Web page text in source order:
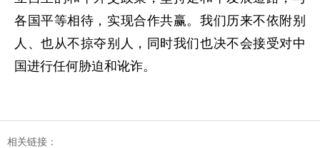
各国平等相待，实现合作共赢。我们历来不依附别
人、也从不掠夺别人，同时我们也决不会接受对中
国进行任何胁迫和讹诈。
相关链接：